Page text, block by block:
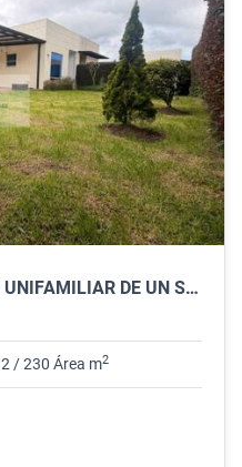
VENDO CASA CAMPESTRE UNIFAMILIAR DE UN SOLO NIVEL EN CAJICA
2 / 230 Área m2